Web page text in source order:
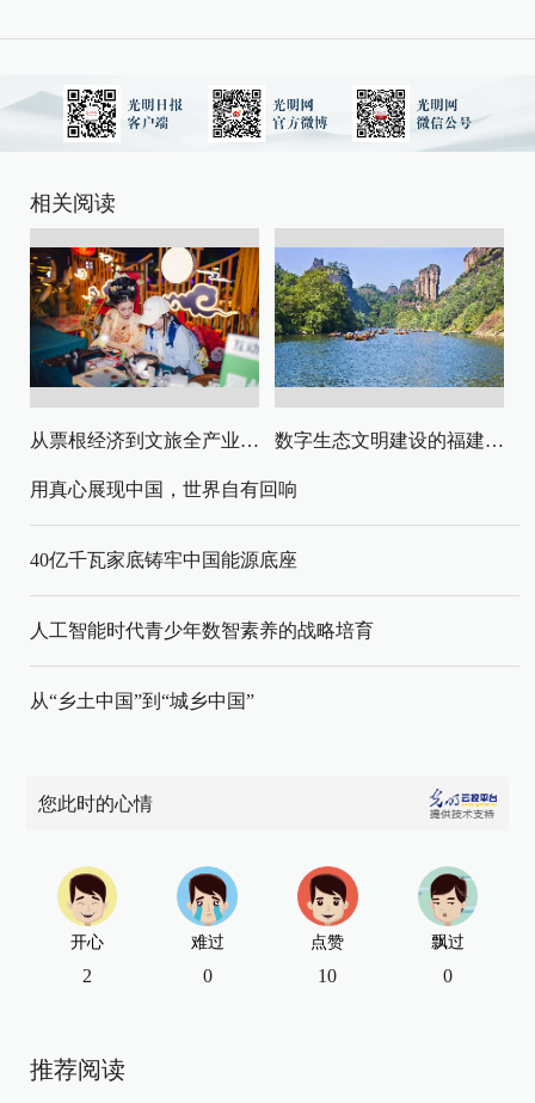
相关阅读
从票根经济到文旅全产业链升级 数字生态文明建设的福建路径与启示
用真心展现中国，世界自有回响
40亿千瓦家底铸牢中国能源底座
人工智能时代青少年数智素养的战略培育
从“乡土中国”到“城乡中国”
您此时的心情
开心
2
难过
0
点赞
10
飘过
0
推荐阅读